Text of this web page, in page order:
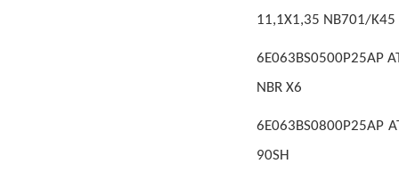
11,1X1,35 NB701/K45
6E063BS0500P25AP
NBR X6
6E063BS0800P25AP
90SH